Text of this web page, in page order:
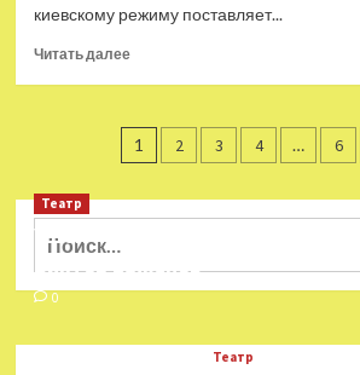
в
месяца
киевскому режиму поставляет...
Читать далееПрочитать
для
наших
Storm
Пагинация
1 2 3 4 … 6
Найти:
Театр
Ушёл из жизни театральный
Виктор Баженов
0
Театр